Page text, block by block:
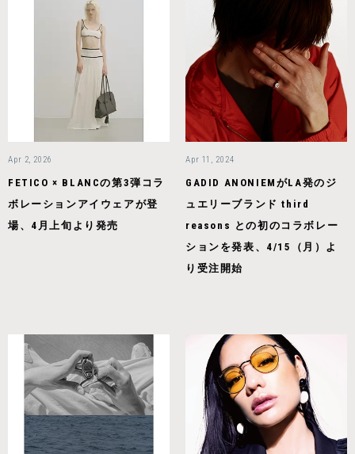
Apr 2, 2026
FETICO × BLANCの第3弾コラ
ボレーションアイウェアが登
場、4月上旬より発売
Apr 11, 2024
GADID ANONIEMがLA発のジ
ュエリーブランド third
reasons との初のコラボレー
ションを発表、4/15（月）よ
り受注開始